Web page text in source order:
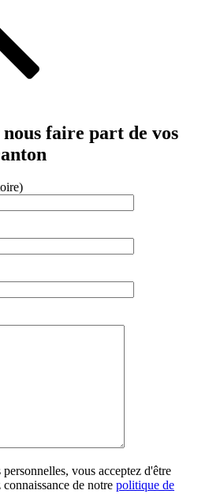
faire part de vos
vous acceptez d'être
de notre politique de